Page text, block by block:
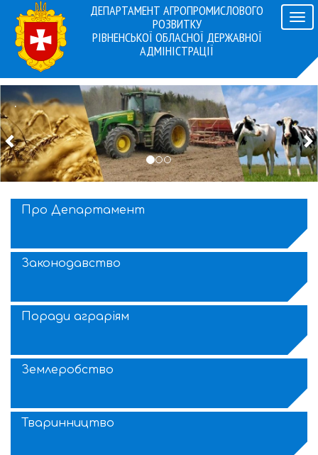
ДЕПАРТАМЕНТ АГРОПРОМИСЛОВОГО
РОЗВИТКУ
РІВНЕНСЬКОЇ ОБЛАСНОЇ ДЕРЖАВНОЇ
АДМІНІСТРАЦІЇ
.
Previous
Про Департамент
Законодавство
Поради аграріям
Землеробство
Тваринництво